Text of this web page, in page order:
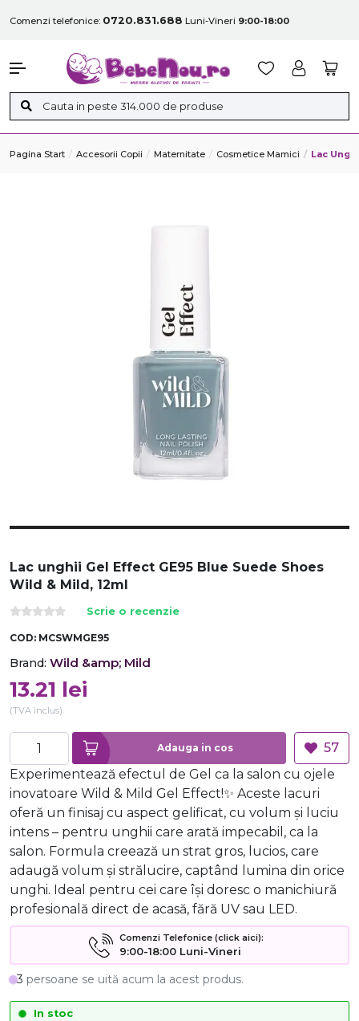
Comenzi telefonice: 0720.831.688 Luni-Vineri 9:00-18:00
Pagina Start Accesorii Copii Maternitate Cosmetice Mamici Lac
Lac unghii Gel Effect GE95 Blue Suede Shoes
Wild & Mild, 12ml
Scrie o recenzie
COD: MCSWMGE95
Brand: Wild &amp; Mild
13.21 lei
(TVA inclus)
Adauga in cos
57
Experimentează efectul de Gel ca la salon cu ojele
inovatoare Wild & Mild Gel Effect!✨ Aceste lacuri
oferă un finisaj cu aspect gelificat, cu volum și luciu
intens – pentru unghii care arată impecabil, ca la
salon. Formula creează un strat gros, lucios, care
adaugă volum și strălucire, captând lumina din orice
unghi. Ideal pentru cei care își doresc o manichiură
profesională direct de acasă, fără UV sau LED.
Comenzi Telefonice (click aici):
9:00-18:00 Luni-Vineri
3 persoane se uită acum la acest produs.
In stoc